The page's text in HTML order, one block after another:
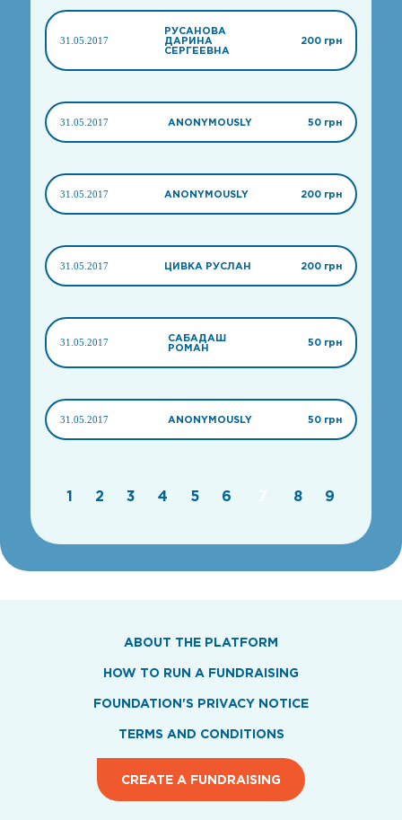
31.05.2017
РУСАНОВА
ДАРИНА
СЕРГЕЕВНА
200 грн
31.05.2017 ANONYMOUSLY 50 грн
31.05.2017 ANONYMOUSLY 200 грн
31.05.2017 ЦИВКА РУСЛАН 200 грн
31.05.2017
САБАДАШ
РОМАН
50 грн
31.05.2017 ANONYMOUSLY 50 грн
1 2 3 4 5 6 8 9
ABOUT THE PLATFORM
HOW TO RUN A FUNDRAISING
FOUNDATION'S PRIVACY NOTICE
TERMS AND CONDITIONS
CREATE A FUNDRAISING